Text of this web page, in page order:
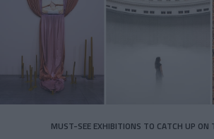
MUST-SEE EXHIBITIONS TO CATCH UP ON